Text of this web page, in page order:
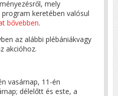
mely
keretében valósul
bővebben.
az alábbi plébániákvagy
akcióhoz.
vasárnap, 11-én
délelőtt és este, a